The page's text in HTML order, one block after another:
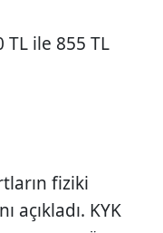
TL ile 855 TL
fiziki
açıkladı. KYK